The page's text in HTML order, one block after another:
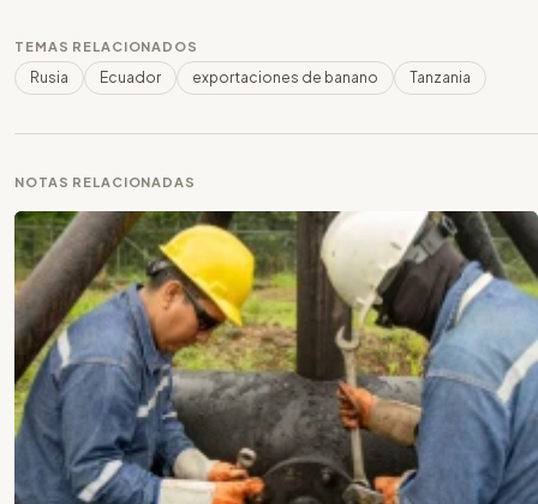
TEMAS RELACIONADOS
Rusia Ecuador exportaciones de banano Tanzania
NOTAS RELACIONADAS